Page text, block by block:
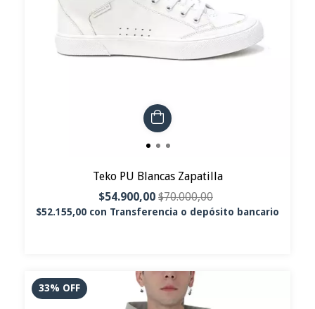
Teko PU Blancas Zapatilla
$54.900,00 $70.000,00
$52.155,00 con Transferencia o depósito bancario
33% OFF